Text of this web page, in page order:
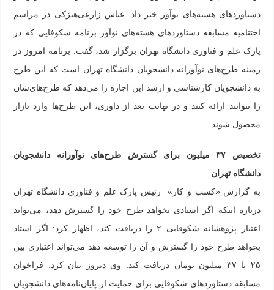
دستاورد‌های هسته‌های نوآور خبر داد. عباس زارعی‌هنزکی در مراسم
اختتامیه مسابقه دستاوردهای هسته‌های نوآور برنامه شکوفایی که در
پارک علم و فناوری دانشگاه تهران برگزار شد، گفت: برنامه امروز در
زمینه طرح‌های نوآورانه دانشجویان دانشگاه تهران است که این طرح
به دانشجویان کارشناسی و ارشد این اجازه را می‌دهد که طرح‌های‌شان
را بتوانند ارائه کنند و در نهایت بعد از داوری، این طرح‌ها وارد بازار
محصول شوند.
تخصیص ۳۷ میلیون برای گسترش طرح‌های نوآورانه دانشجویان
دانشگاه تهران
به گزارش «کسب و کار» رئیس پارک علم و فناوری دانشگاه تهران
درباره اینکه اگر استادی بخواهد طرح خود را گسترش دهد، می‌تواند
اعتبار پژوهشانه شکوفایی ۲ را دریافت کند، اظهار کرد: اگر استاد
بخواهد طرح خود را گسترش و آن را توسعه دهد می‌تواند اعتباری بین
۲۵ تا ۳۷ میلیون تومان دریافت کند. وی دیروز بیان کرد: فراخوان
مسابقه دستاوردهای شکوفایی برای حمایت از پایان‌نامه‌های دانشجویان